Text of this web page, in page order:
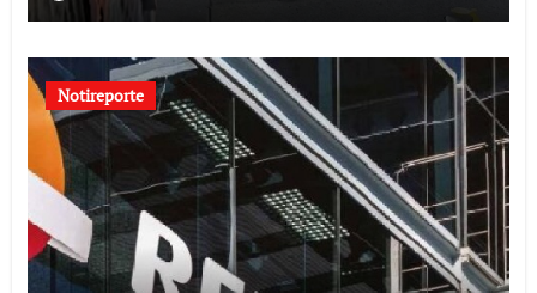
Notireporte